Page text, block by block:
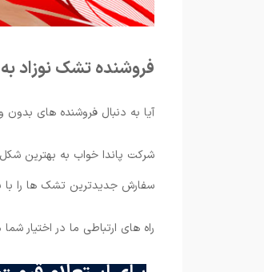
فروشنده تشک نوزاد
آیا به دنبال فروشنده های
شرکت پاندا خواب به بهترین
سفارش جدیدترین تشک ها را با
راه های ارتباطی ما در اختیار